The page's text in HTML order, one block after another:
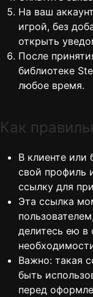
На ваш
игрой, без
открыть
После
библиотеке
любое время.
Как
В клиенте или
свой профиль
ссылку для
Эта ссылка
делитесь ею в
Важно: такая
быть
перед